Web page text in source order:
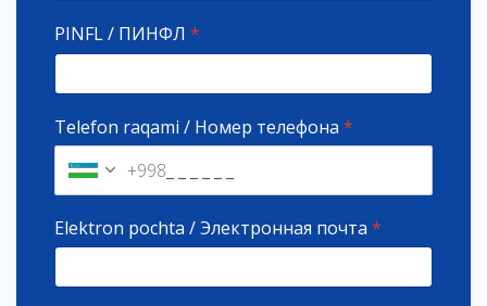
PINFL / ПИНФЛ *
Telefon raqami / Номер телефона *
+998
Elektron pochta / Электронная почта *